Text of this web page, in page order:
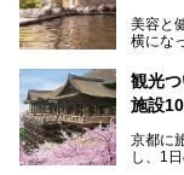
のある
ウナを
美容と
横にな
地元の
観光の
今回は
観光
施設
京都に
し、1